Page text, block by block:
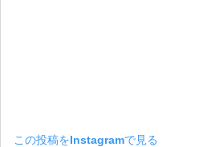
この投稿をInstagramで見る